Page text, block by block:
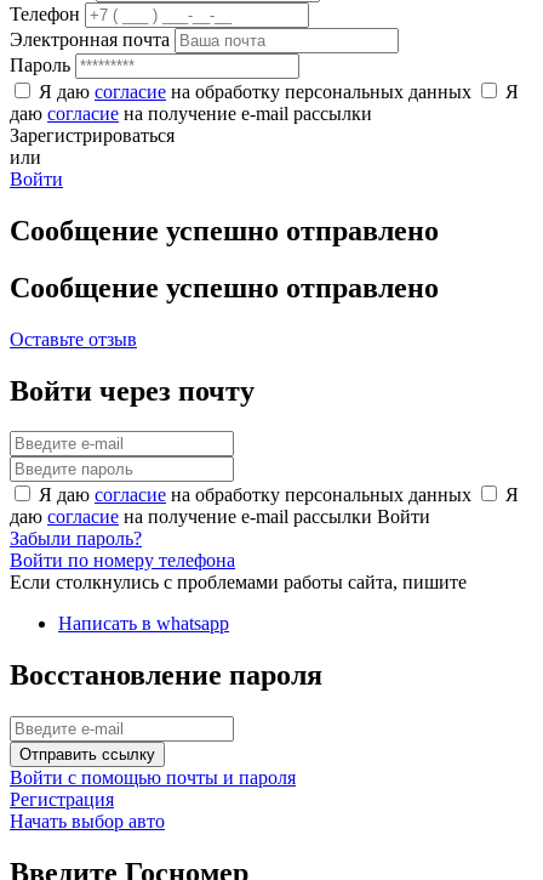
Телефон
Электронная почта
Пароль
Я даю согласие на обработку персональных данных
Я
даю согласие на получение e-mail рассылки
Зарегистрироваться
или
Войти
Сообщение успешно отправлено
Сообщение успешно отправлено
Оставьте отзыв
Войти через почту
Я даю согласие на обработку персональных данных
Я
даю согласие на получение e-mail рассылки Войти
Забыли пароль?
Войти по номеру телефона
Если столкнулись с проблемами работы сайта, пишите
Написать в whatsapp
Восстановление пароля
Отправить ссылку
Войти с помощью почты и пароля
Регистрация
Начать выбор авто
Введите Госномер